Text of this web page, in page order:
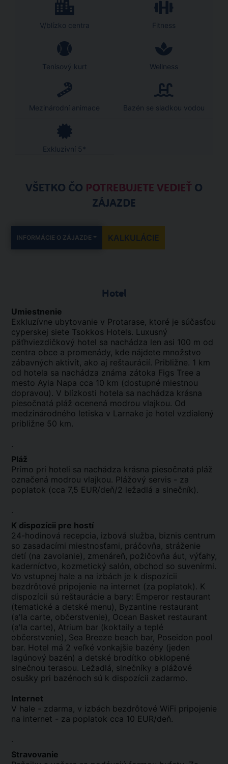
V/blízko centra Fitness
Tenisový kurt Wellness
Mezinárodní animace Bazén se sladkou vodou
Exkluzivní 5*
VŠETKO ČO POTREBUJETE VEDIEŤ O
ZÁJAZDE
INFORMÁCIE O ZÁJAZDE KALKULÁCIE
Hotel
Umiestnenie
Exkluzívne ubytovanie v Protarase, ktoré je súčasťou
cyperskej siete Tsokkos Hotels. Luxusný
päťhviezdičkový hotel sa nachádza len asi 100 m od
centra obce a promenády, kde nájdete množstvo
zábavných aktivít, ako aj reštaurácií. Približne. 1 km
od hotela sa nachádza známa zátoka Figs Tree a
mesto Ayia Napa cca 10 km (dostupné miestnou
dopravou). V blízkosti hotela sa nachádza krásna
piesočnatá pláž ocenená modrou vlajkou. Od
medzinárodného letiska v Larnake je hotel vzdialený
približne 50 km.
.
Pláž
Prímo pri hoteli sa nachádza krásna piesočnatá pláž
označená modrou vlajkou. Plážový servis - za
poplatok (cca 7,5 EUR/deň/2 ležadlá a slnečník).
.
K dispozícii pre hostí
24-hodinová recepcia, izbová služba, biznis centrum
so zasadacími miestnosťami, práčovňa, stráženie
detí (na zavolanie), zmenáreň, požičovňa áut, výťahy,
kaderníctvo, kozmetický salón, obchod so suvenírmi.
Vo vstupnej hale a na izbách je k dispozícii
bezdrôtové pripojenie na internet (za poplatok). K
dispozícii sú reštaurácie a bary: Emperor restaurant
(tematické a detské menu), Byzantine restaurant
(a'la carte, občerstvenie), Ocean Basket restaurant
(a'la carte), Atrium bar (koktaily a teplé
občerstvenie), Sea Breeze beach bar, Poseidon pool
bar. Hotel má 2 veľké vonkajšie bazény (jeden
lagúnový bazén) a detské brodítko obklopené
slnečnou terasou. Ležadlá, slnečníky a plážové
osušky pri bazénoch sú k dispozícii zadarmo.
Internet
V hale - zdarma, v izbách bezdrôtové WiFi pripojenie
na internet - za poplatok cca 10 EUR/deň.
.
Stravovanie